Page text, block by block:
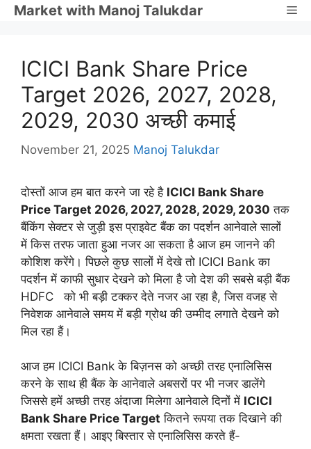
SkipMarket with Manoj Talukdar
ICICI Bank Share Price
Target 2026, 2027, 2028,
2029, 2030 अच्छी कमाई
November 21, 2025 Manoj Talukdar
दोस्तों आज हम बात करने जा रहे है ICICI Bank Share
Price Target 2026, 2027, 2028, 2029, 2030 तक
बैंकिंग सेक्टर से जुड़ी इस प्राइवेट बैंक का पदर्शन आनेवाले सालों
में किस तरफ जाता हुआ नजर आ सकता है आज हम जानने की
कोशिश करेंगे। पिछले कुछ सालों में देखे तो ICICI Bank का
पदर्शन में काफी सुधार देखने को मिला है जो देश की सबसे बड़ी बैंक
HDFC को भी बड़ी टक्कर देते नजर आ रहा है, जिस वजह से
निवेशक आनेवाले समय में बड़ी ग्रोथ की उम्मीद लगाते देखने को
मिल रहा हैं।
आज हम ICICI Bank के बिज़नस को अच्छी तरह एनालिसिस
करने के साथ ही बैंक के आनेवाले अबसरों पर भी नजर डालेंगे
जिससे हमें अच्छी तरह अंदाजा मिलेगा आनेवाले दिनों में ICICI
Bank Share Price Target कितने रूपया तक दिखाने की
क्षमता रखता हैं। आइए बिस्तार से एनालिसिस करते हैं-